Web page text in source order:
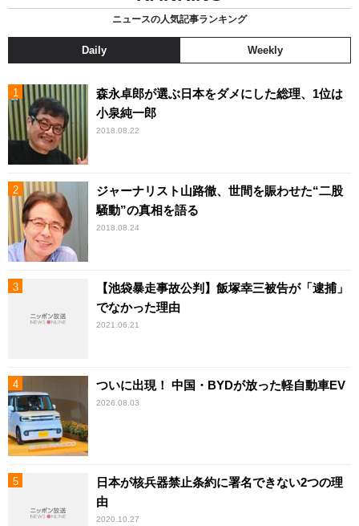
ニュースの人気記事ランキング
Daily Weekly
森永卓郎が選ぶ日本をダメにした総理、1位は
小泉純一郎
2018.08.22
ジャーナリスト山路徹、世間を賑わせた“二股
騒動”の真相を語る
2018.08.24
【池袋暴走事故公判】飯塚幸三被告が「逮捕」
でなかった理由
2021.06.21
ついに出現！ 中国・BYDが放った軽自動車EV
2026.08.03
日本が核兵器禁止条約に署名できない2つの理
由
2020.10.27